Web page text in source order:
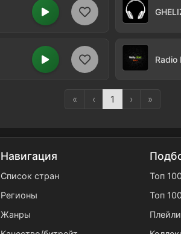
Radio
« ‹ 1 › »
Навигация
Список стран
Регионы
Жанры
Топ
Топ